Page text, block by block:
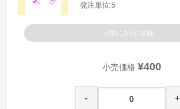
発注単位:5
お気に入りに登録
小売価格 ¥400
- +